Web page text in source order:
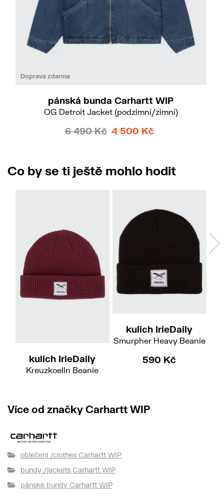
Doprava zdarma
pánská bunda Carhartt WIP
OG Detroit Jacket (podzimní/zimní)
6 490 Kč 4 500 Kč
Co by se ti ještě mohlo hodit
kulich IrieDaily
Kreuzkoelln Beanie
kulich IrieDaily
Smurpher Heavy Beanie
590 Kč
Více od značky Carhartt WIP
oblečení /clothes Carhartt WIP
bundy /jackets Carhartt WIP
pánské bundy Carhartt WIP